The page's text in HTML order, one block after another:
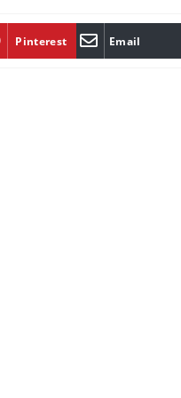
Pinterest Email